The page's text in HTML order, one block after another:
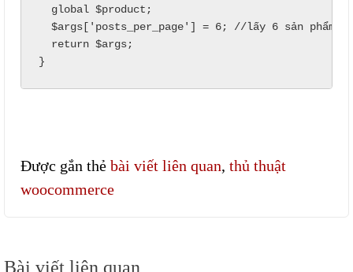
  global $product;
$args['posts_per_page'] = 6; //lấy 6 sản phẩm
  return $args;
}
Được gắn thẻ bài viết liên quan, thủ thuật
woocommerce
Bài viết liên quan
Điều